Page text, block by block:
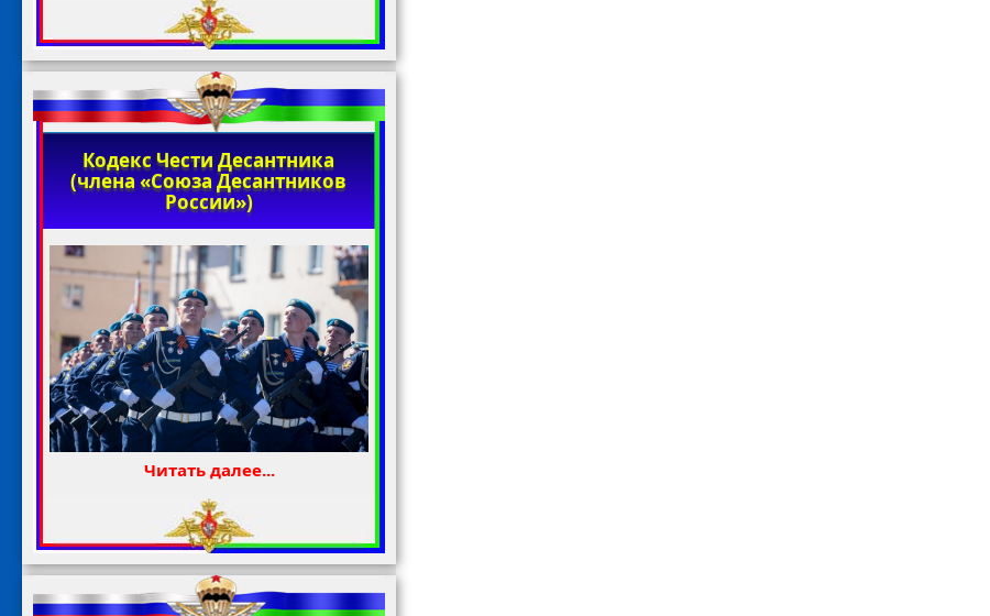
Кодекс Чести Десантника
(члена «Союза Десантников
России»)
Читать далее...